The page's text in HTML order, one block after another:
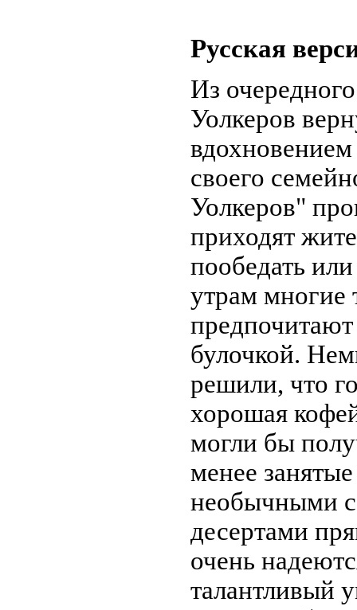
Русская
Из
Уолкеров
своего
Уолкеров"
приходят
пообедать
утрам многие
булочкой.
решили, что
хорошая
могли бы
менее
необычными
десертами
очень
талантливый